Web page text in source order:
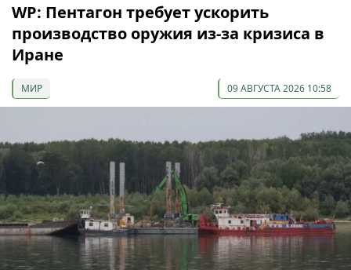
WP: Пентагон требует ускорить
производство оружия из-за кризиса в
Иране
МИР 09 АВГУСТА 2026 10:58